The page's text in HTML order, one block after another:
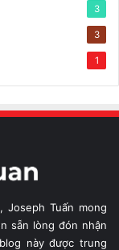
3
3
1
Joseph Tuấn mong
sẵn lòng đón nhận
này được trung